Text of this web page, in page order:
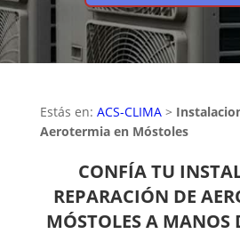
Estás en: ACS-CLIMA>
Aerotermia en Móstoles
CONFÍA TU
REPARACIÓN DE
MÓSTOLES A MANOS